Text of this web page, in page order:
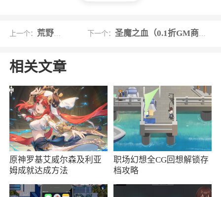
括：中毒、减速和眩晕。中毒效果能让对手有一
减速效果能在一定几率下使对手持续减速，仅对
玩家有效；而眩晕效果则能有一定几率让对手陷
入短暂眩晕状态。技能等级能通过激活神器来提
升，最高为第三重，技能效果随等级提升而变
强。
神器可以通过消耗“神魂丹”进行升级，从而
提升神器属性。当神器需要升阶时，需要消耗对
应神器的“精魄”。每个神器可为人物增加大量属
性，属性可叠加。神魂丹与精魄可通过神魂副本
上一个： 荒野迷城 下一个：圣魔之血（0.1折GM商城）
相关文章
原神罗基艾威尔森及利亚
姆成就达成方法
职场幻想全CG回想解锁存
档攻略